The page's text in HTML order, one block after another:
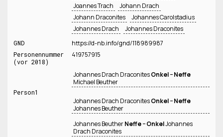
Joannes Trach
Johann Drach
Johann Draconites
Johannes Carolstadius
Johannes Drach
Johannes Draconites
GND https://d-nb.info/gnd/118989987
Personennummer
(vor 2018)
419757915
Person1
Johannes Drach DraconitesOnkel − Neffe
Michael Beuther
Johannes Drach DraconitesOnkel − Neffe
Johannes Beuther
Johannes BeutherNeffe − OnkelJohannes
Drach Draconites